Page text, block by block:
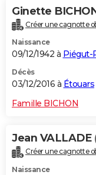
Ginette
Créer une cagnotte
Naissance
09/12/1942 à Piégut-
Décès
03/12/2016 à Étouars
Famille BICHON
Jean VALLADE
Créer une cagnotte
Naissance